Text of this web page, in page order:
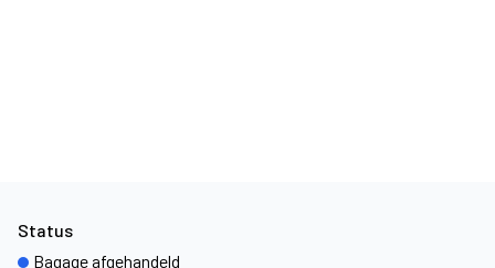
Status
Bagage afgehandeld